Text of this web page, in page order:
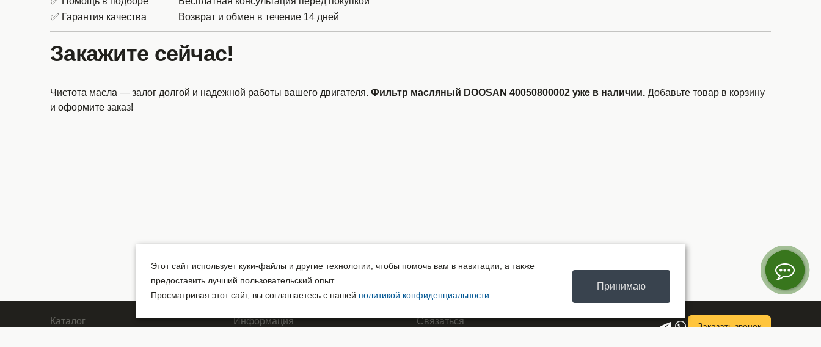
✅ Гарантия качества
Возврат и обмен в течение 14 дней
Закажите сейчас!
Чистота масла — залог долгой и надежной работы вашего двигателя. Фильтр масляный DOOSAN 40050800002 уже в наличии. Добавьте товар в корзину
и оформите заказ!
Каталог Информация Связаться Заказать звонок
Этот сайт использует куки-файлы и другие технологии, чтобы помочь вам в навигации, а также
предоставить лучший пользовательский опыт.
Просматривая этот сайт, вы соглашаетесь с нашей политикой конфиденциальности
Принимаю